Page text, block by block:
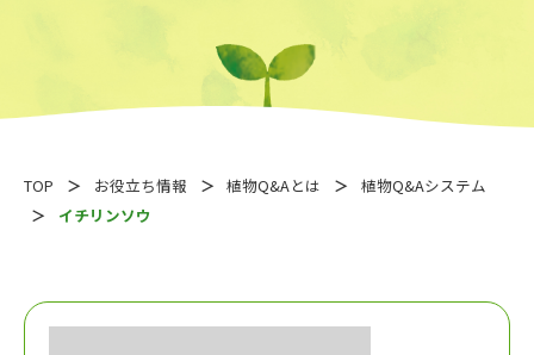
TOP お役立ち情報 植物Q&Aとは
植物Q&Aシステム
イチリンソウ